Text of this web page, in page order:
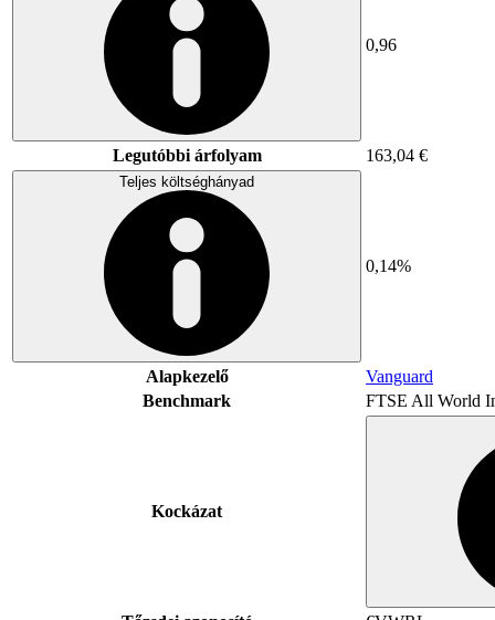
0,96
Legutóbbi árfolyam 163,04 €
Teljes költséghányad
0,14%
Alapkezelő
Vanguard
Benchmark
FTSE All World
Kockázat